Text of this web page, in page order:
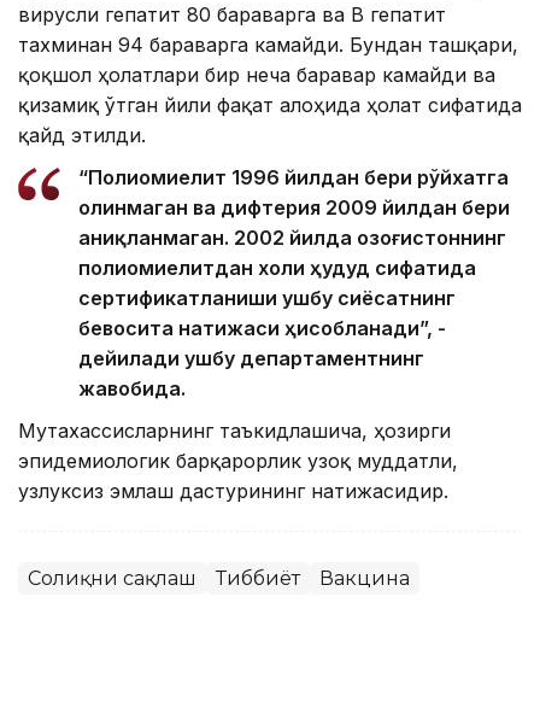
вирусли гепатит 80 бараварга ва B гепатит
тахминан 94 бараварга камайди. Бундан ташқари,
қоқшол ҳолатлари бир неча баравар камайди ва
қизамиқ ўтган йили фақат алоҳида ҳолат сифатида
қайд этилди.
“Полиомиелит 1996 йилдан бери рўйхатга
олинмаган ва дифтерия 2009 йилдан бери
аниқланмаган. 2002 йилда Қозоғистоннинг
полиомиелитдан холи ҳудуд сифатида
сертификатланиши ушбу сиёсатнинг
бевосита натижаси ҳисобланади”, -
дейилади ушбу департаментнинг
жавобида.
Мутахассисларнинг таъкидлашича, ҳозирги
эпидемиологик барқарорлик узоқ муддатли,
узлуксиз эмлаш дастурининг натижасидир.
Соғлиқни сақлаш Тиббиёт Вакцина